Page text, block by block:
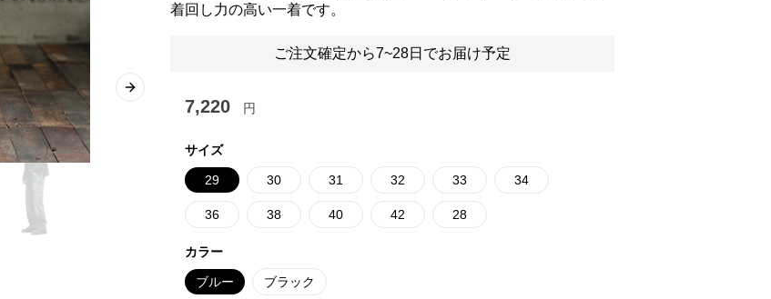
Next slide
着回し力の高い一着です。
ご注文確定から7~28日でお届け予定
7,220 円
サイズ
29 30 31 32 33 34
36 38 40 42 28
カラー
ブルー ブラック